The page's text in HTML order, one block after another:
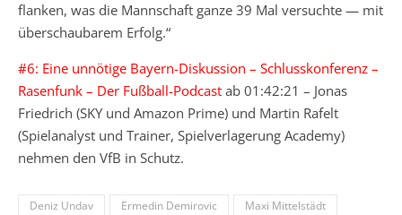
flanken, was die Mannschaft ganze 39 Mal versuchte — mit
überschaubarem Erfolg.“
#6: Eine unnötige Bayern-Diskussion – Schlusskonferenz –
Rasenfunk – Der Fußball-Podcast ab 01:42:21 – Jonas
Friedrich (SKY und Amazon Prime) und Martin Rafelt
(Spielanalyst und Trainer, Spielverlagerung Academy)
nehmen den VfB in Schutz.
Deniz Undav Ermedin Demirovic
Maxi Mittelstädt